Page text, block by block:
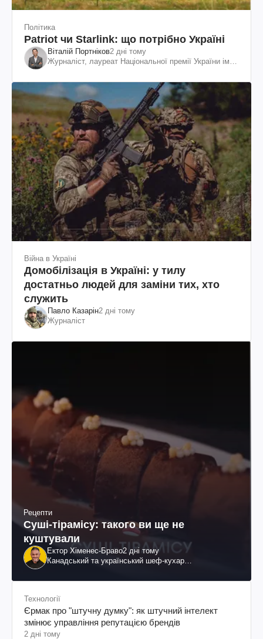
Політика
Patriot чи Starlink: що потрібно Україні
Віталій Портніков2 дні тому
Журналіст, лауреат Національної премії України ім.
Війна в Україні
Домобілізація в Україні: у тилу
достатньо людей для заміни тих, хто
служить
Павло Казарін2 дні тому
Журналіст
Рецепти
Суші-тірамісу: такого ви ще не
куштували
Ектор Хіменес-Браво2 дні тому
Канадський та український шеф-кухар
Технології
Єрмак про "штучну думку": як штучний інтелект
змінює управління репутацією брендів
2 дні тому